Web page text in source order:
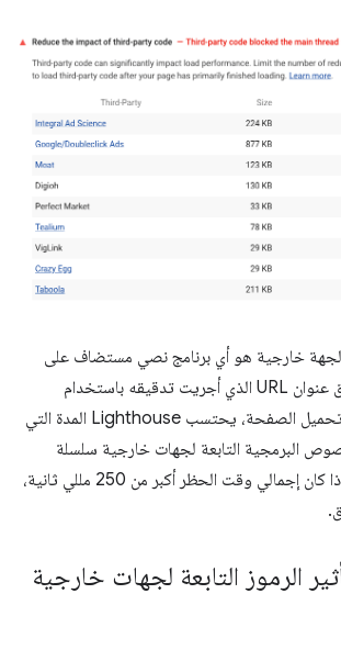
لجهة خارجية هو أي برنامج نصي مستضاف على
نطاق مختلف عن نطاق عنوان URL الذي أجريت تدقيقه باستخدام
Lighthouse. أثناء تحميل الصفحة، يحتسب Lighthouse المدة التي
البرمجية التابعة لجهات خارجية سلسلة
المحادثات الرئيسية. إذا كان إجمالي وقت الحظر أكبر من 250 مللي ثانية،
الرموز التابعة لجهات خارجية